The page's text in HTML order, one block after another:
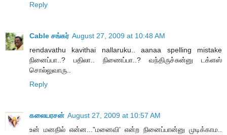
Reply
Cable சங்கர் August 27, 2009 at 10:48 AM
rendavathu kavithai nallaruku.. aanaa spelling mistake
நினைப்பா..? பதிலா.. நிணைப்பா..? வந்திருச்சுன்னு டக்ளஸ்
சொல்லுவாரு..
Reply
கலையரசன் August 27, 2009 at 10:57 AM
உன் மனதில் என்ன...”மனைவி’ என்ற நினைப்பான்னு முடிக்காம..